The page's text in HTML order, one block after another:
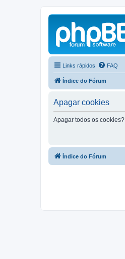
Links rápidos FAQ
Índice do Fórum
Apagar cookies
Apagar todos os cookies?
Índice do Fórum